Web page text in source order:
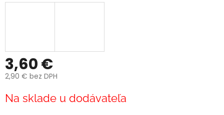
3,60 €
2,90 € bez DPH
cena:
Na sklade u dodávateľa